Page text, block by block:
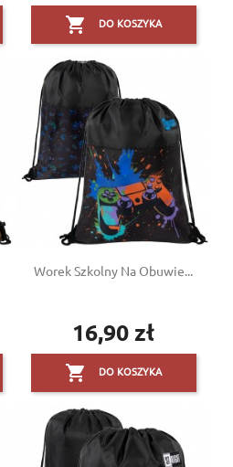
 DO KOSZYKA
Worek Szkolny Na Obuwie...
Cena
16,90 zł
 DO KOSZYKA